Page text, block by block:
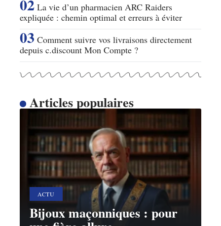
La vie d’un pharmacien ARC Raiders
expliquée : chemin optimal et erreurs à éviter
Comment suivre vos livraisons directement
depuis c.discount Mon Compte ?
Articles populaires
ACTU
Bijoux maçonniques : pour